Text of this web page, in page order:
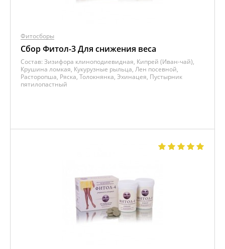
Фитосборы
Сбор Фитол-3 Для снижения веса
Состав: Зизифора клиноподиевидная, Кипрей (Иван-чай),
Крушина ломкая, Кукурузные рыльца, Лен посевной,
Расторопша, Ряска, Толокнянка, Эхинацея, Пустырник
пятилопастный